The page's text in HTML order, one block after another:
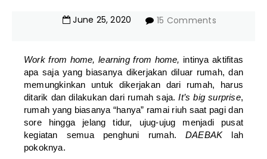
June 25,2020 15 Comments
Work from home, learning from home, intinya aktifitas
apa saja yang biasanya dikerjakan diluar rumah, dan
memungkinkan untuk dikerjakan dari rumah, harus
ditarik dan dilakukan dari rumah saja.It’s big surprise,
rumah yang biasanya “hanya” ramai riuh saat pagi dan
sore hingga jelang tidur, ujug-ujug menjadi pusat
kegiatan semua penghuni rumah.DAEBAKlah
pokoknya.